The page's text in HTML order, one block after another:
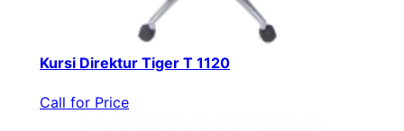
Kursi Direktur Tiger T 1120
Call for Price